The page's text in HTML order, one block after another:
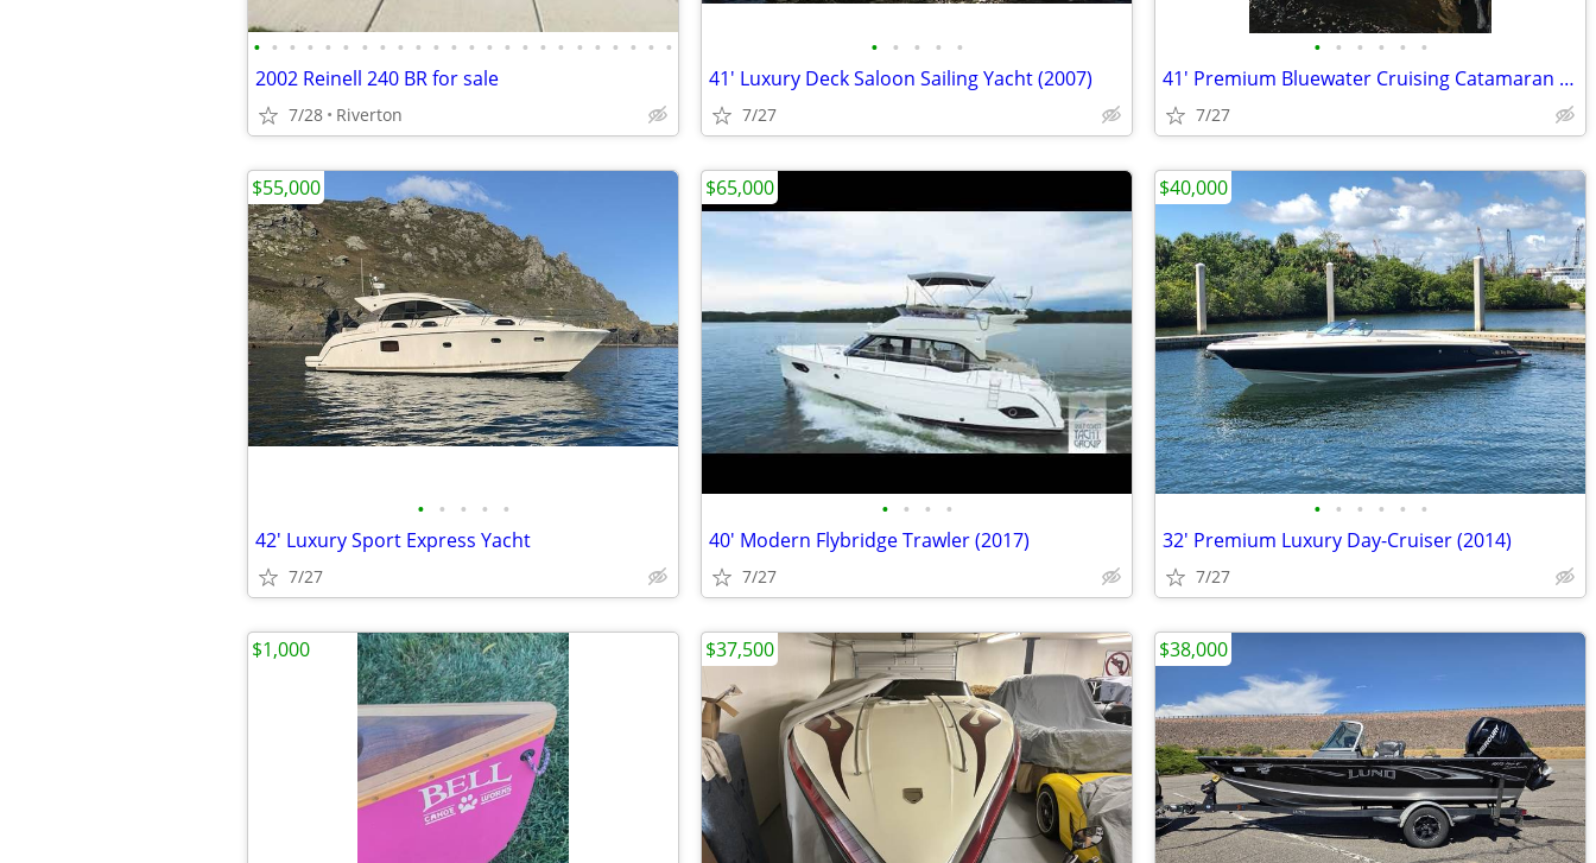
• • • • • • • • • • • • • • • • • • • • • • • •
2002 Reinell 240 BR for sale
7/28 Riverton
• • • • •
41' Luxury Deck Saloon Sailing Yacht (2007)
7/27
• • • • • •
41' Premium Bluewater Cruising Catamaran (2000)
7/27
• • • • •
42' Luxury Sport Express Yacht
7/27
$55,000
• • • •
40' Modern Flybridge Trawler (2017)
7/27
$65,000
• • • • • •
32' Premium Luxury Day-Cruiser (2014)
7/27
$40,000
$1,000 $37,500 $38,000